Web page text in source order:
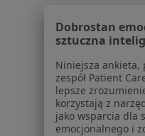
Dobrostan
sztuczna
Niniejsza ankieta,
zespół Patient
lepsze
korzystają z
jako wsparcia dla
emocjonalnego i